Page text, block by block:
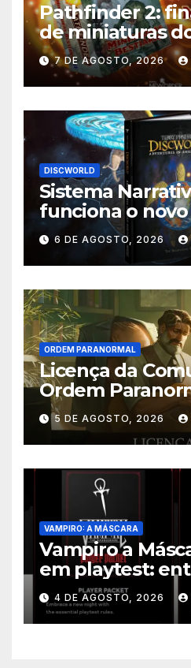
Pathfinder 2:
de miniaturas
supera meta no
7 DE AGOSTO, 2026
DISCWORLD
Sistema
funciona o novo
Discworld
6 DE AGOSTO, 2026
ORDEM PARANORMAL
Licença da
Ordem
muda nos
5 DE AGOSTO, 2026
VAMPIRO: A MÁSCARA
Vampiro a
em playtest:
regras
4 DE AGOSTO, 2026